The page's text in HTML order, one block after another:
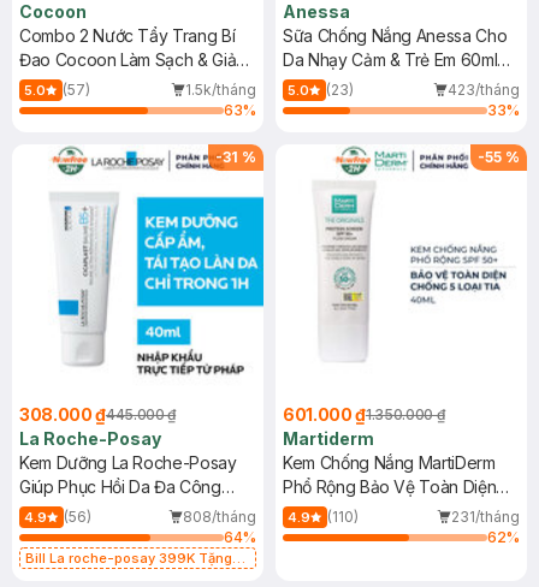
Cocoon
Combo 2 Nước Tẩy Trang Bí
Đao Cocoon Làm Sạch & Giảm
Dầu 500ml
5.0 (57)
1.5k/tháng
63%
Anessa
Sữa Chống Nắng Anessa Cho
Da Nhạy Cảm & Trẻ Em 60ml
(Mới)
5.0 (23)
423/tháng
33%
-31 %
308.000 ₫445.000 ₫
La Roche-Posay
Kem Dưỡng La Roche-Posay
Giúp Phục Hồi Da Đa Công
Dụng 40ml
4.9 (56)
808/tháng
64%
Bill La roche-posay 399K Tặng
-55 %
601.000 ₫1.350.000 ₫
Martiderm
Kem Chống Nắng MartiDerm
Phổ Rộng Bảo Vệ Toàn Diện
40ml
4.9 (110)
231/tháng
62%